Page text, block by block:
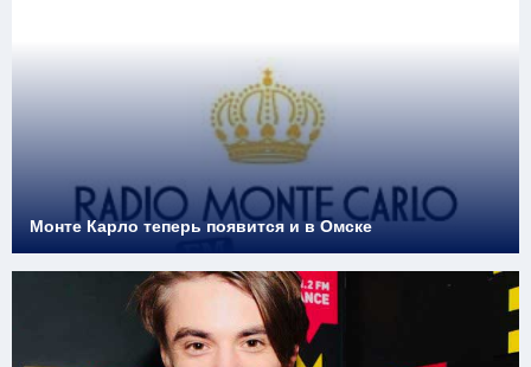
Монте Карло теперь появится и в Омске